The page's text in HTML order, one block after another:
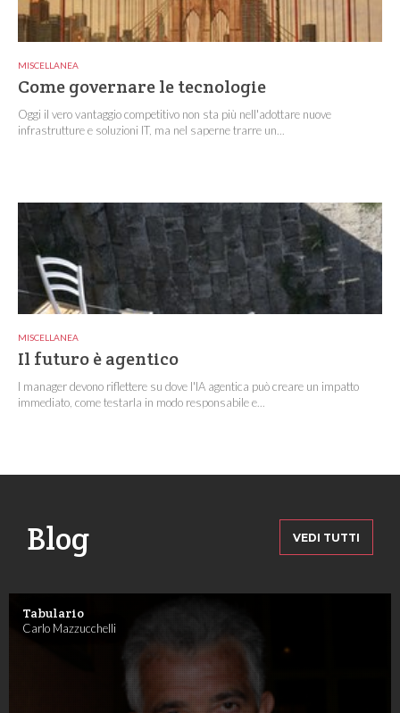
MISCELLANEA
Come governare le tecnologie
Oggi il vero vantaggio competitivo non sta più nell'adottare nuove
infrastrutture e soluzioni IT, ma nel saperne trarre un...
MISCELLANEA
Il futuro è agentico
I manager devono riflettere su dove l'IA agentica può creare un impatto
immediato, come testarla in modo responsabile e...
Blog VEDI TUTTI
Tabulario
Carlo Mazzucchelli